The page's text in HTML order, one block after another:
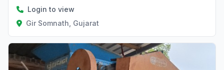
Login to view
Gir Somnath, Gujarat